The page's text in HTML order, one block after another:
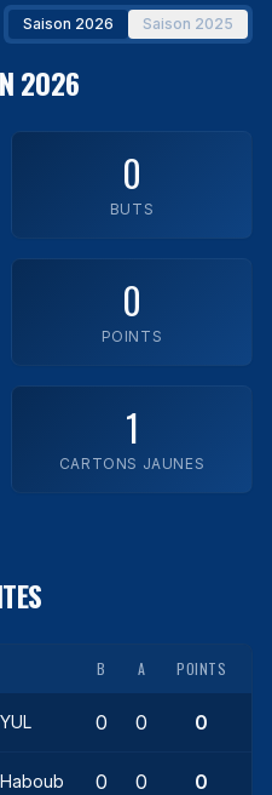
Saison 2026 Saison 2025
2026
0
BUTS
0
POINTS
1
CARTONS JAUNES
B A POINTS
YUL 0 0 0
Haboub 0 0 0